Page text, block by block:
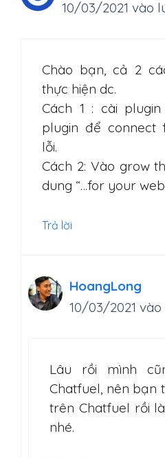
10/03/2021 vào
Chào bạn, cả 2
thực hiện dc.
Cách 1 : cài
plugin để connect
lỗi.
Cách 2: Vào grow
dung “…for your
Trả lời
HoangLong
10/03/2021 vào
Lâu rồi mình
Chatfuel, nên bạn
trên Chatfuel rồi
nhé.